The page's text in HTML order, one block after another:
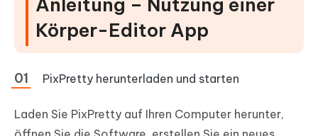
Anleitung – Nutzung einer
Körper-Editor App
PixPretty herunterladen und starten
Laden Sie PixPretty auf Ihren Computer herunter,